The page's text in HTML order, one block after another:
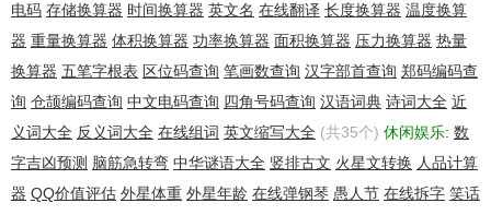
电码 存储换算器 时间换算器 英文名 在线翻译 长度换算器 温度换算
器 重量换算器 体积换算器 功率换算器 面积换算器 压力换算器 热量
换算器 五笔字根表 区位码查询 笔画数查询 汉字部首查询 郑码编码查
询 仓颉编码查询 中文电码查询 四角号码查询 汉语词典 诗词大全 近
义词大全 反义词大全 在线组词 英文缩写大全 (共35个) 休闲娱乐: 数
字吉凶预测 脑筋急转弯 中华谜语大全 竖排古文 火星文转换 人品计算
器 QQ价值评估 外星体重 外星年龄 在线弹钢琴 愚人节 在线拆字 笑话